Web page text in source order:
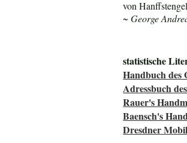
von
~ George
statistische
Handbuch des
Adressbuch
Rauer's
Baensch's
Dresdner